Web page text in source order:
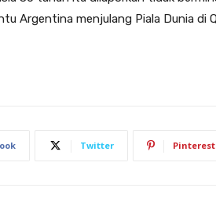
Argentina menjulang Piala Dunia di
Twitter Pinterest